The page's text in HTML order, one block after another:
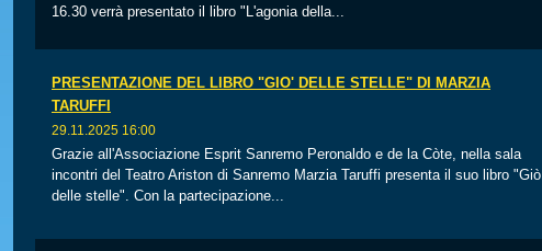
16.30 verrà presentato il libro "L'agonia della...
PRESENTAZIONE DEL LIBRO "GIO' DELLE STELLE" DI MARZIA
TARUFFI
29.11.2025 16:00
Grazie all'Associazione Esprit Sanremo Peronaldo e de la Còte, nella sala
incontri del Teatro Ariston di Sanremo Marzia Taruffi presenta il suo libro "Giò
delle stelle". Con la partecipazione...